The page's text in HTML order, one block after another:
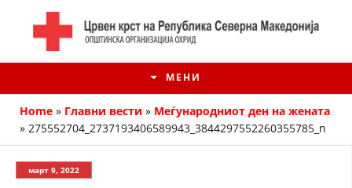
МЕНИ
Home » Главни вести » Меѓународниот ден на жената
» 275552704_2737193406589943_3844297552260355785_n
март 9, 2022